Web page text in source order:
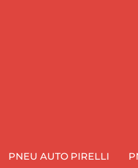
PNEU AUTO PIRELLI